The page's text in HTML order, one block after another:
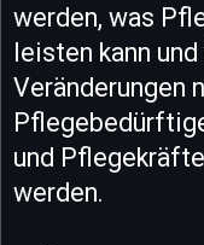
werden, was
leisten kann
Veränderungen
und
werden.